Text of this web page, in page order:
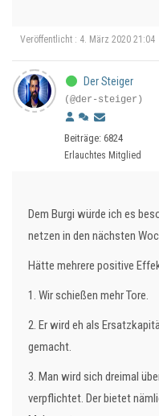
Veröffentlicht : 4. März 2020 21:04
Der Steiger
(@der-steiger)
Beiträge: 6824
Erlauchtes Mitglied
Dem Burgi würde ich es
netzen in den nächsten
Hätte mehrere positive
1. Wir schießen mehr Tore.
2. Er wird eh als
gemacht.
3. Man wird sich dreimal
verpflichtet. Der bietet